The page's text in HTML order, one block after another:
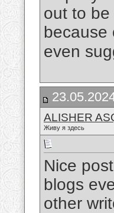
out to
because
even
ALISHER
Живу я здесь
Nice
blogs
other